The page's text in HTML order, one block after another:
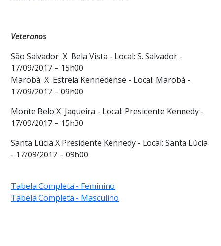
Veteranos
São Salvador X Bela Vista - Local: S. Salvador -
17/09/2017 – 15h00
Marobá X Estrela Kennedense - Local: Marobá -
17/09/2017 – 09h00
Monte Belo X Jaqueira - Local: Presidente Kennedy -
17/09/2017 – 15h30
Santa Lúcia X Presidente Kennedy - Local: Santa Lúcia
- 17/09/2017 – 09h00
Tabela Completa - Feminino
Tabela Completa - Masculino